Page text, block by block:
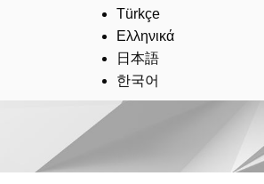
Türkçe
Ελληνικά
日本語
한국어